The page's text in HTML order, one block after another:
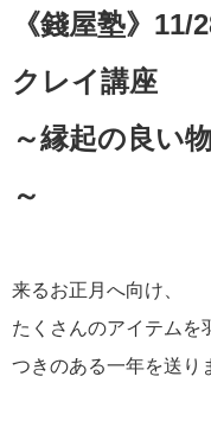
《錢屋塾》
クレイ講座
～縁起の良い
～
来るお正月へ向け、
たくさんのアイテムを
つきのある一年を送り